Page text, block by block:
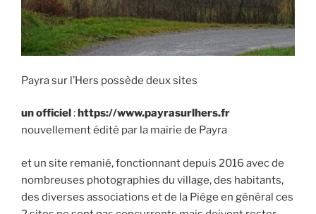
Payra sur l’Hers possède deux sites
un officiel:https://www.payrasurlhers.fr
nouvellement édité par la mairie de Payra
et un site remanié, fonctionnant depuis 2016 avec de
nombreuses photographies du village, des habitants,
des diverses associations et de la Piège en général ces